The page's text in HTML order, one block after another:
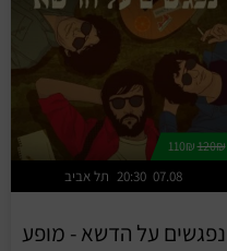
120₪
110₪
תל אביב 20:30 07.08
נפגשים על הדשא - מופע